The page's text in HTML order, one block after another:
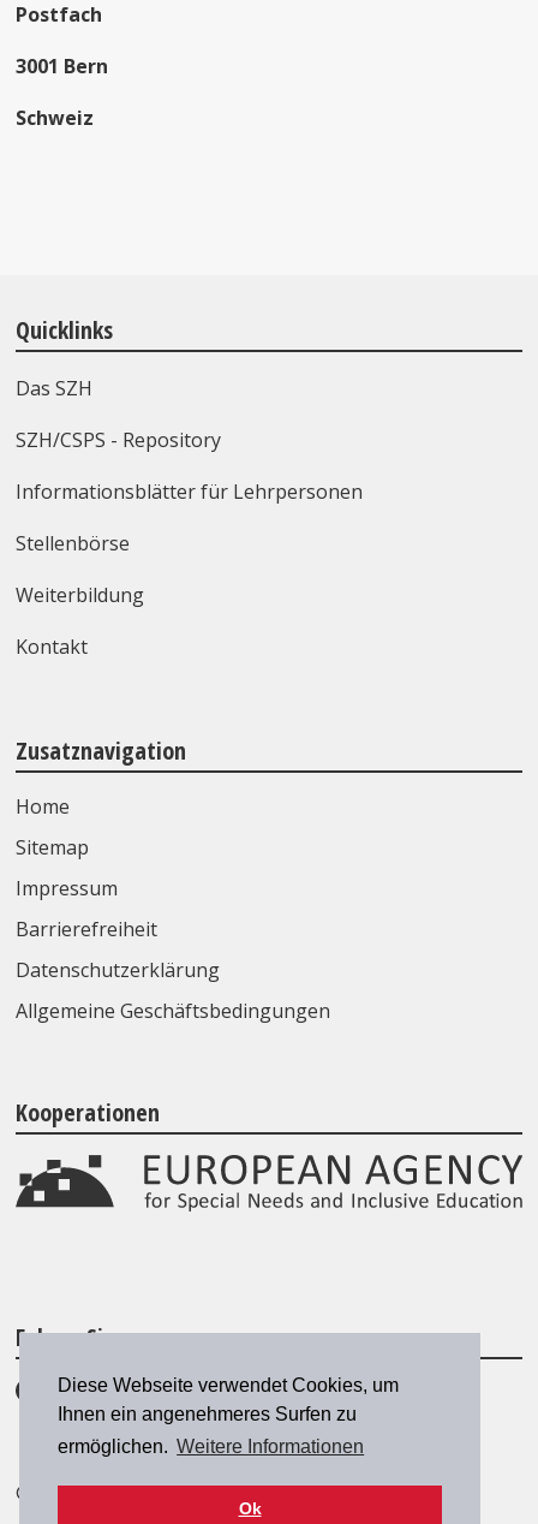
Diese Webseite verwendet Cookies, um
Ihnen ein angenehmeres Surfen zu
ermöglichen. Weitere Informationen
Ok
Postfach
3001 Bern
Schweiz
Quicklinks
Das SZH
SZH/CSPS - Repository
Informationsblätter für Lehrpersonen
Stellenbörse
Weiterbildung
Kontakt
Zusatznavigation
Home
Sitemap
Impressum
Barrierefreiheit
Datenschutzerklärung
Allgemeine Geschäftsbedingungen
Kooperationen
Folgen Sie uns
© 2026 SZH/CSPS|szh@szh.ch